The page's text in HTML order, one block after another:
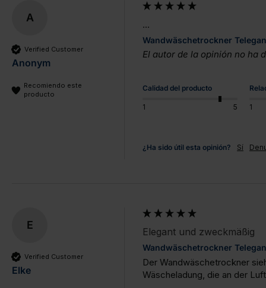
A
Verified Customer
Anonym
Recomiendo este
producto
...
Wandwäschetrockner
El autor de la opinión no ha
Calidad del producto
1 5 1
¿Ha sido útil esta opinión? Sí
E
Verified Customer
Elke
Elegant und zweckmäßig
Wandwäschetrockner
Der Wandwäschetrockner
Wäscheladung, die an der